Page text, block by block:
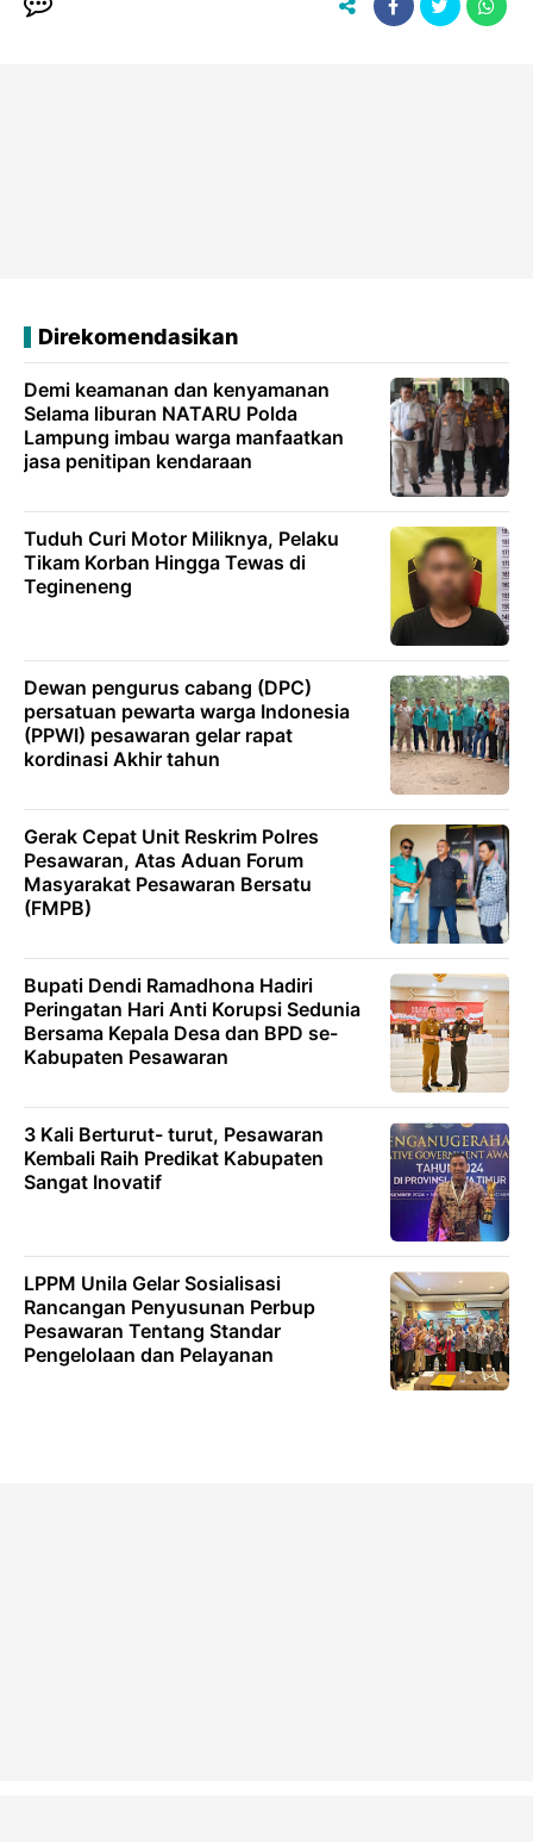
Direkomendasikan
Demi keamanan dan kenyamanan
Selama liburan NATARU Polda
Lampung imbau warga manfaatkan
jasa penitipan kendaraan
Tuduh Curi Motor Miliknya, Pelaku
Tikam Korban Hingga Tewas di
Tegineneng
Dewan pengurus cabang (DPC)
persatuan pewarta warga Indonesia
(PPWI) pesawaran gelar rapat
kordinasi Akhir tahun
Gerak Cepat Unit Reskrim Polres
Pesawaran, Atas Aduan Forum
Masyarakat Pesawaran Bersatu
(FMPB)
Bupati Dendi Ramadhona Hadiri
Peringatan Hari Anti Korupsi Sedunia
Bersama Kepala Desa dan BPD se-
Kabupaten Pesawaran
3 Kali Berturut- turut, Pesawaran
Kembali Raih Predikat Kabupaten
Sangat Inovatif
LPPM Unila Gelar Sosialisasi
Rancangan Penyusunan Perbup
Pesawaran Tentang Standar
Pengelolaan dan Pelayanan